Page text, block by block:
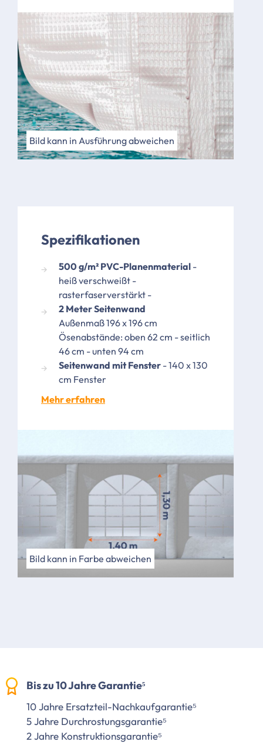
Bild kann in Ausführung abweichen
Spezifikationen
500 g/m² PVC-Planenmaterial -
heiß verschweißt -
rasterfaserverstärkt -
2 Meter Seitenwand
Außenmaß 196 x 196 cm
Ösenabstände: oben 62 cm - seitlich
46 cm - unten 94 cm
Seitenwand mit Fenster - 140 x 130
cm Fenster
Mehr erfahren
Bild kann in Farbe abweichen
Bis zu 10 Jahre Garantie⁵
10 Jahre Ersatzteil-Nachkaufgarantie⁵
5 Jahre Durchrostungsgarantie⁵
2 Jahre Konstruktionsgarantie⁵